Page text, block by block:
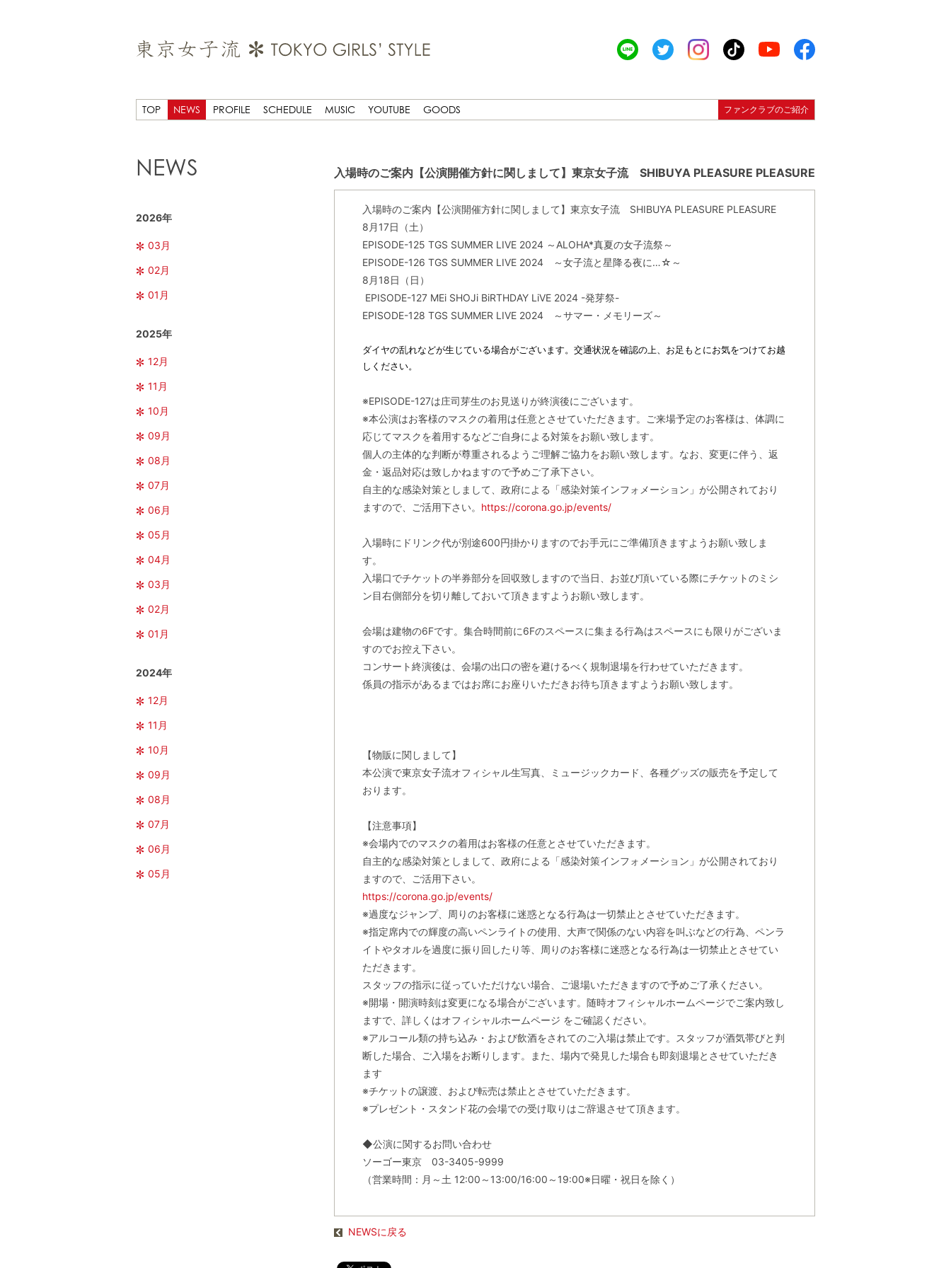
TOP NEWS PROFILE SCHEDULE MUSIC YOUTUBE GOODS ファンクラブのご紹介
NEWS
2026年
03月
02月
01月
2025年
12月
11月
10月
09月
08月
07月
06月
05月
04月
03月
02月
01月
2024年
12月
11月
10月
09月
08月
07月
06月
05月
入場時のご案内【公演開催方針に関しまして】東京女子流 SHIBUYA PLEASURE PLEASURE
入場時のご案内【公演開催方針に関しまして】東京女子流 SHIBUYA PLEASURE PLEASURE
8月17日（土）
EPISODE-125 TGS SUMMER LIVE 2024 ～ALOHA*真夏の女子流祭～
EPISODE-126 TGS SUMMER LIVE 2024 ～女子流と星降る夜に…☆～
8月18日（日）
EPISODE-127 MEi SHOJi BiRTHDAY LiVE 2024 -発芽祭-
EPISODE-128 TGS SUMMER LIVE 2024 ～サマー・メモリーズ～
ダイヤの乱れなどが生じている場合がございます。 交通状況を確認の上、お足もとにお気をつけてお越
しください。
※EPISODE-127は庄司芽生のお見送りが終演後にございます。
※本公演はお客様のマスクの着用は任意とさせていただきます。ご来場予定のお客様は、体調に
応じてマスクを着用するなどご自身による対策をお願い致します。
個人の主体的な判断が尊重されるようご理解ご協力をお願い致します。なお、変更に伴う、返
金・返品対応は致しかねますので予めご了承下さい。
自主的な感染対策としまして、政府による「感染対策インフォメーション」が公開されており
ますので、ご活用下さい。 https://corona.go.jp/events/
入場時にドリンク代が別途600円掛かりますのでお手元にご準備頂きますようお願い致しま
す。
入場口でチケットの半券部分を回収致しますので当日、お並び頂いている際にチケットのミシ
ン目右側部分を切り離しておいて頂きますようお願い致します。
会場は建物の6Fです。集合時間前に6Fのスペースに集まる行為はスペースにも限りがございま
すのでお控え下さい。
コンサート終演後は、会場の出口の密を避けるべく規制退場を行わせていただきます。
係員の指示があるまではお席にお座りいただきお待ち頂きますようお願い致します。
【物販に関しまして】
本公演で東京女子流オフィシャル生写真、ミュージックカード、各種グッズの販売を予定して
おります。
【注意事項】
※会場内でのマスクの着用はお客様の任意とさせていただきます。
自主的な感染対策としまして、政府による「感染対策インフォメーション」が公開されており
ますので、ご活用下さい。
https://corona.go.jp/events/
※過度なジャンプ、周りのお客様に迷惑となる行為は一切禁止とさせていただきます。
※指定席内での輝度の高いペンライトの使用、大声で関係のない内容を叫ぶなどの行為、ペンラ
イトやタオルを過度に振り回したり等、周りのお客様に迷惑となる行為は一切禁止とさせてい
ただきます。
スタッフの指示に従っていただけない場合、ご退場いただきますので予めご了承ください。
※開場・開演時刻は変更になる場合がございます。随時オフィシャルホームページでご案内致し
ますで、詳しくはオフィシャルホームページ をご確認ください。
※アルコール類の持ち込み・および飲酒をされてのご入場は禁止です。スタッフが酒気帯びと判
断した場合、ご入場をお断りします。また、場内で発見した場合も即刻退場とさせていただき
ます
※チケットの譲渡、および転売は禁止とさせていただきます。
※プレゼント・スタンド花の会場での受け取りはご辞退させて頂きます。
◆公演に関するお問い合わせ
ソーゴー東京 03-3405-9999
（営業時間：月～土 12:00～13:00/16:00～19:00※日曜・祝日を除く）
NEWSに戻る